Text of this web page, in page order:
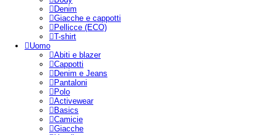
Denim
Giacche e cappotti
Pellicce (ECO)
T-shirt
Uomo
Abiti e blazer
Cappotti
Denim e Jeans
Pantaloni
Polo
Activewear
Basics
Camicie
Giacche